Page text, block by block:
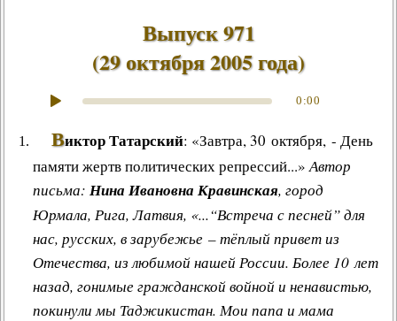
Песни, мелодии
Композиторы
Поэты
Ансамбли, оркестры, хоры
Из фонотеки «Встречи...»
Другие работы В.В.Татарского
Из архива «Радио России»
Предтеча «Встречи с песней»
Выпуск 971
(29 октября 2005 года)
0:00
Виктор Татарский: «Завтра, 30 октября, - День
памяти жертв политических репрессий...»Автор
письма: Нина Ивановна Кравинская, город
Юрмала, Рига, Латвия, «...“Встреча с песней” для
нас, русских, в зарубежье – тёплый привет из
Отечества, из любимой нашей России. Более 10 лет
назад, гонимые гражданской войной и ненавистью,
покинули мы Таджикистан. Мои папа и мама